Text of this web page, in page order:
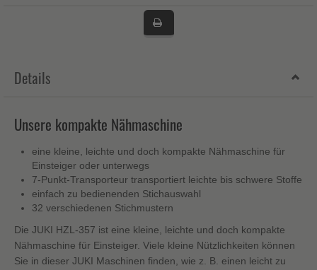
Details
Unsere kompakte Nähmaschine
eine kleine, leichte und doch kompakte Nähmaschine für
Einsteiger oder unterwegs
7-Punkt-Transporteur transportiert leichte bis schwere Stoffe
einfach zu bedienenden Stichauswahl
32 verschiedenen Stichmustern
Die JUKI HZL-357 ist eine kleine, leichte und doch kompakte
Nähmaschine für Einsteiger. Viele kleine Nützlichkeiten können
Sie in dieser JUKI Maschinen finden, wie z. B. einen leicht zu